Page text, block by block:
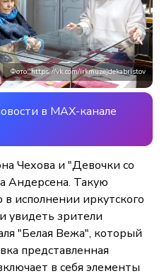
Фото: https://vk.com/irkmuzejdekabristov
в MAX-канале
Чехова и "Девочки со
Андерсена. Такую
исполнении иркутского
увидеть зрители
"Белая Вежа", который
представленная
в себя элементы